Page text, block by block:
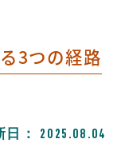
3つの経路
日： 2025.08.04